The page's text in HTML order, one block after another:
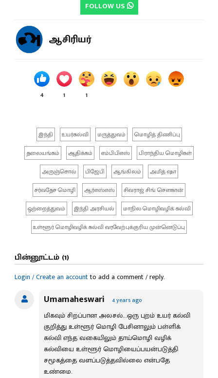
FOLLOW US
ஆசிரியர்
4 1 1
இந்தி உயர்கல்வி மருத்துவம்
மொழித் திணிப்பு
தலையங்கம்
ஆதிக்கம் எம்பிபிஎஸ்
பிராந்திய மொழிகள்
அருஞ்சொல்
பிஜேபி ஆங்கிலம்
அமித் ஷா
சர்வதேச மொழி
ஆர்எஸ்எஸ்
சிவராஜ் சிங் சௌகான்
ஒற்றைத்துவம்
இந்தி அரசியல்
மாநில மொழிவழிக் கல்வி
உள்ளூர் மொழிவழிக் கல்வி வரவேற்புக்குரிய முன்னெடுப்பு
பின்னூட்டம் (1)
Login / Create an accountto add a comment / reply.
Umamaheswari 4 years ago
மிகவும் சிறப்பான அலசல்...ஒரு புறம் உயர் கல்வி
குறித்து உள்ளூர் மொழி பேசினாலும் பள்ளிக்
கல்வி எந்த வகையிலும் தாய்மொழி வழிக்
கல்வியை உள்ளூர் மொழியைப்பயன்படுத்தி
சமூகத்தை வளப்படுத்தவில்லை என்பதே
உண்மை.